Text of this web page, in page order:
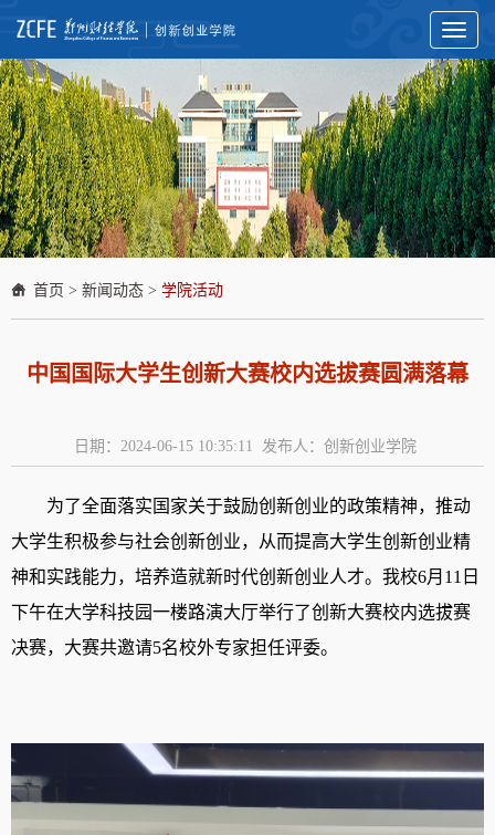
Toggle
首页 > 新闻动态 > 学院活动
中国国际大学生创新大赛校内选拔赛圆满落幕
日期：2024-06-15 10:35:11 发布人：创新创业学院
为了全面落实国家关于鼓励创新创业的政策精神，推动
大学生积极参与社会创新创业，从而提高大学生创新创业精
神和实践能力，培养造就新时代创新创业人才。我校6月11日
下午在大学科技园一楼路演大厅举行了创新大赛校内选拔赛
决赛，大赛共邀请5名校外专家担任评委。